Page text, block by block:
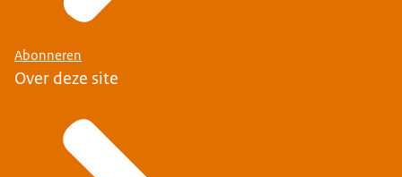
Abonneren
Over deze site